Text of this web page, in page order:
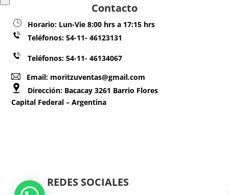
Contacto
Horario: Lun-Vie 8:00 hrs a 17:15 hrs
Teléfonos: 54-11- 46123131
Teléfonos: 54-11- 46134067
Email: moritzuventas@gmail.com
Dirección:Bacacay 3261 Barrio Flores
Capital Federal – Argentina
REDES SOCIALES